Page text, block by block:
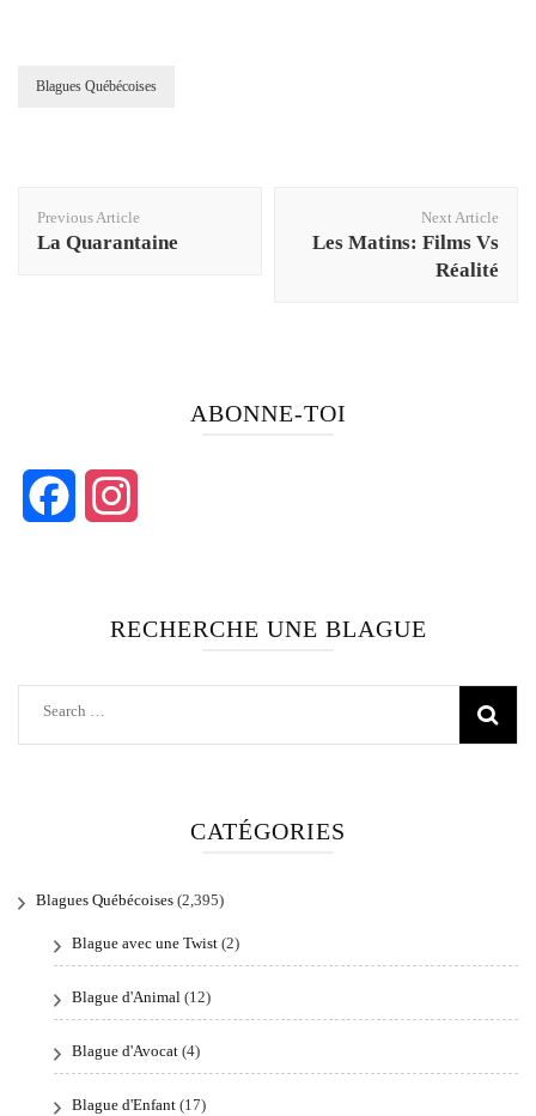
Blagues Québécoises
Navigation
Previous Article
La Quarantaine
Next Article
Les Matins: Films Vs
Réalité
ABONNE-TOI
Facebook
RECHERCHE UNE BLAGUE
Search
CATÉGORIES
Blagues Québécoises (2,395)
Blague avec une Twist (2)
Blague d'Animal (12)
Blague d'Avocat (4)
Blague d'Enfant (17)